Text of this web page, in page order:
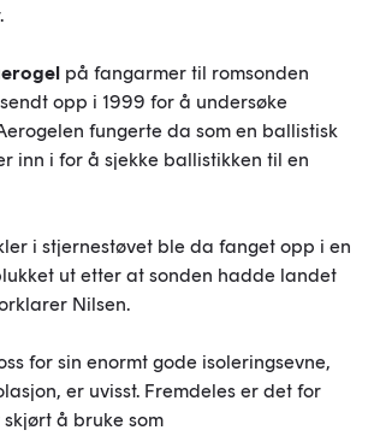
på fangarmer til romsonden
opp i 1999 for å undersøke
fungerte da som en ballistisk
inn i for å sjekke ballistikken til en
i stjernestøvet ble da fanget opp i en
ut etter at sonden hadde landet
Nilsen.
for sin enormt gode isoleringsevne,
er uvisst. Fremdeles er det for
å bruke som